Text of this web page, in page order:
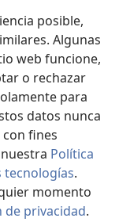
posible,
Algunas
web funcione,
o rechazar
para
datos nunca
fines
Política
tecnologías.
momento
de privacidad.
of Pennsylvania.
DE PRIVACIDAD |